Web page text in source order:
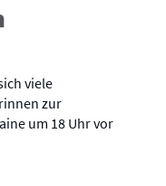
viele
zur
um 18 Uhr vor